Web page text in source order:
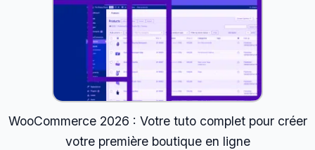
WooCommerce 2026 : Votre tuto complet pour créer
votre première boutique en ligne